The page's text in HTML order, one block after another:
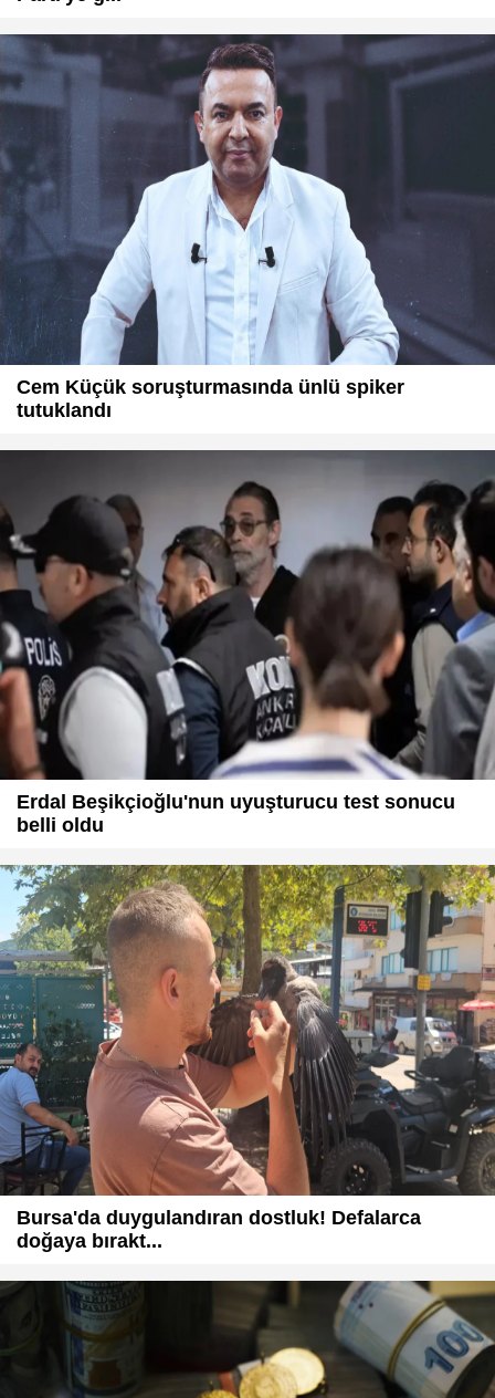
Cem Küçük soruşturmasında ünlü spiker
tutuklandı
Erdal Beşikçioğlu'nun uyuşturucu test sonucu
belli oldu
Bursa'da duygulandıran dostluk! Defalarca
doğaya bırakt...